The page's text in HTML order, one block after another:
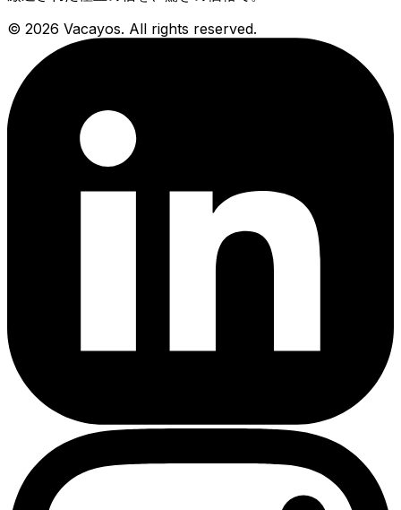
© 2026 Vacayos. All rights reserved.